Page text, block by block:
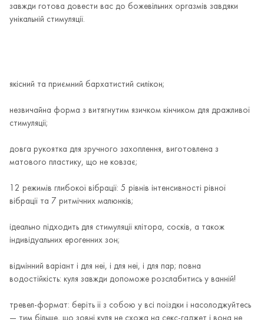
завжди готова довести вас до божевільних оргазмів завдяки
унікальній стимуляції.
якісний та приємний бархатистий силікон;
незвичайна форма з витягнутим язичком кінчиком для дражливої
стимуляції;
довга рукоятка для зручного захоплення, виготовлена з
матового пластику, що не ковзає;
12 режимів глибокої вібрації: 5 рівнів інтенсивності рівної
вібрації та 7 ритмічних малюнків;
ідеально підходить для стимуляції клітора, сосків, а також
індивідуальних ерогенних зон;
відмінний варіант і для неї, і для неї, і для пар; повна
водостійкість: куля завжди допоможе розслабитись у ванній!
тревел-формат: беріть її з собою у всі поїздки і насолоджуйтесь